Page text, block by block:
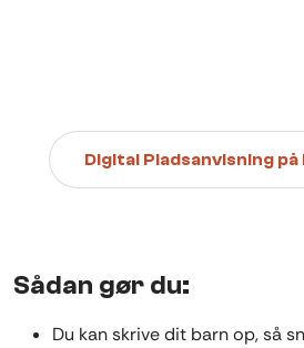
Digital Pladsanvisning
Sådan gør du:
Du kan skrive dit barn op, så